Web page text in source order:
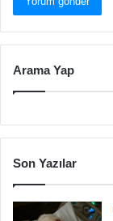
Arama Yap
Son Yazılar